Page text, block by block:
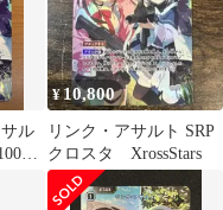
ル
タ
¥10,800
リンク・アサルト SRP
クロスタ XrossStars